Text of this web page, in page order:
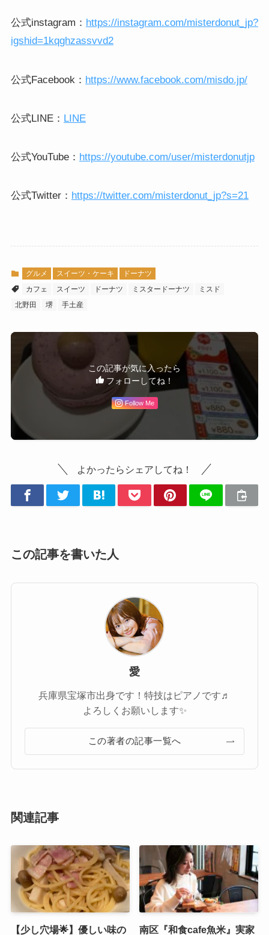
公式instagram ： https://instagram.com/misterdonut_jp?
igshid=1kqghzassvvd2
公式Facebook ： https://www.facebook.com/misdo.jp/
公式LINE： LINE
公式YouTube： https://youtube.com/user/misterdonutjp
公式Twitter： https://twitter.com/misterdonut_jp?s=21
グルメ スイーツ・ケーキ
ドーナツ
カフェ
スイーツ ドーナツ ミスタードーナツ
ミスド
北野田
堺 手土産
この記事が気に入ったら
フォローしてね！
Follow Me
よかったらシェアしてね！
この記事を書いた人
愛
兵庫県宝塚市出身です！特技はピアノです♬
よろしくお願いします✨
この著者の記事一覧へ
関連記事
【少し穴場🌟】優しい味の 南区『和食cafe魚米』実家